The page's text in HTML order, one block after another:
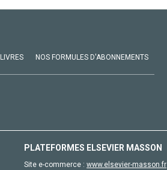
LIVRES NOS FORMULES D'ABONNEMENTS
PLATEFORMES ELSEVIER MASSON
Site e-commerce : www.elsevier-masson.fr